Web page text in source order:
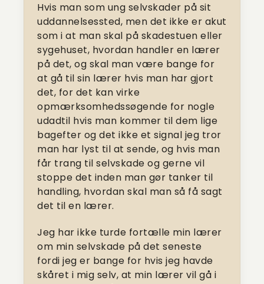
Hvis man som ung selvskader på sit
uddannelsessted, men det ikke er akut
som i at man skal på skadestuen eller
sygehuset, hvordan handler en lærer
på det, og skal man være bange for
at gå til sin lærer hvis man har gjort
det, for det kan virke
opmærksomhedssøgende for nogle
udadtil hvis man kommer til dem lige
bagefter og det ikke et signal jeg tror
man har lyst til at sende, og hvis man
får trang til selvskade og gerne vil
stoppe det inden man gør tanker til
handling, hvordan skal man så få sagt
det til en lærer.
Jeg har ikke turde fortælle min lærer
om min selvskade på det seneste
fordi jeg er bange for hvis jeg havde
skåret i mig selv, at min lærer vil gå i